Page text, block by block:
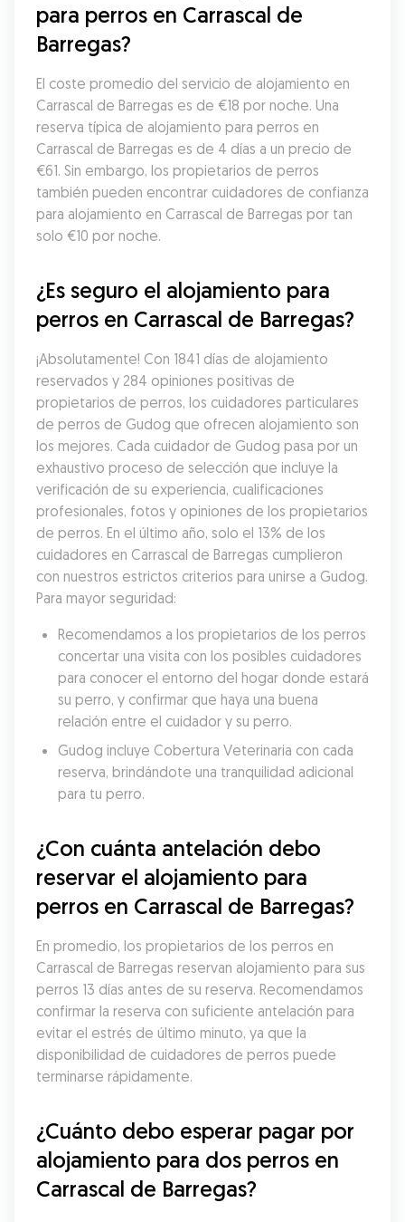
para perros en Carrascal de
Barregas?
El coste promedio del servicio de alojamiento en
Carrascal de Barregas es de €18 por noche. Una
reserva típica de alojamiento para perros en
Carrascal de Barregas es de 4 días a un precio de
€61. Sin embargo, los propietarios de perros
también pueden encontrar cuidadores de confianza
para alojamiento en Carrascal de Barregas por tan
solo €10 por noche.
¿Es seguro el alojamiento para
perros en Carrascal de Barregas?
¡Absolutamente! Con 1841 días de alojamiento
reservados y 284 opiniones positivas de
propietarios de perros, los cuidadores particulares
de perros de Gudog que ofrecen alojamiento son
los mejores. Cada cuidador de Gudog pasa por un
exhaustivo proceso de selección que incluye la
verificación de su experiencia, cualificaciones
profesionales, fotos y opiniones de los propietarios
de perros. En el último año, solo el 13% de los
cuidadores en Carrascal de Barregas cumplieron
con nuestros estrictos criterios para unirse a Gudog.
Para mayor seguridad:
Recomendamos a los propietarios de los perros
concertar una visita con los posibles cuidadores
para conocer el entorno del hogar donde estará
su perro, y confirmar que haya una buena
relación entre el cuidador y su perro.
Gudog incluye Cobertura Veterinaria con cada
reserva, brindándote una tranquilidad adicional
para tu perro.
¿Con cuánta antelación debo
reservar el alojamiento para
perros en Carrascal de Barregas?
En promedio, los propietarios de los perros en
Carrascal de Barregas reservan alojamiento para sus
perros 13 días antes de su reserva. Recomendamos
confirmar la reserva con suficiente antelación para
evitar el estrés de último minuto, ya que la
disponibilidad de cuidadores de perros puede
terminarse rápidamente.
¿Cuánto debo esperar pagar por
alojamiento para dos perros en
Carrascal de Barregas?